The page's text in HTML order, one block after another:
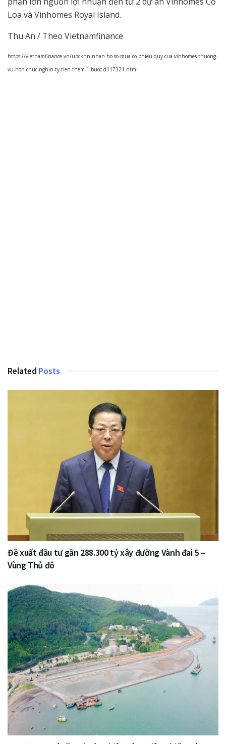
Loa và Vinhomes Royal Island.
Thu An / Theo Vietnamfinance
https://vietnamfinance.vn/ubcknn-nhan-ho-so-mua-co-phieu-quy-cua-vinhomes-thuong-
vu-hon-chuc-nghin-ty-tien-them-1-buoc-d117321.html
Related Posts
Đề xuất đầu tư gần 288.300 tỷ xây đường Vành đai 5 –
Vùng Thủ đô